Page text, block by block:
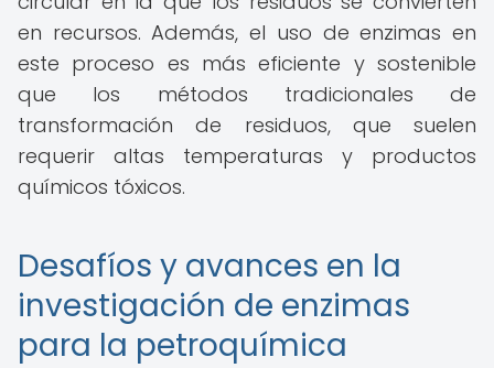
en recursos. Además, el uso de enzimas en
este proceso es más eficiente y sostenible
que los métodos tradicionales de
transformación de residuos, que suelen
requerir altas temperaturas y productos
químicos tóxicos.
Desafíos y avances en la
investigación de enzimas
para la petroquímica